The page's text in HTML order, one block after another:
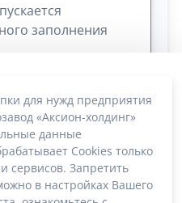
заполнения
для нужд предприятия
«Аксион-холдинг»
данные
Cookies только
сервисов. Запретить
в настройках Вашего